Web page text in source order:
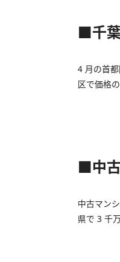
■千葉
4 月の首
区で価格
■中古
中古マン
県で 3 千